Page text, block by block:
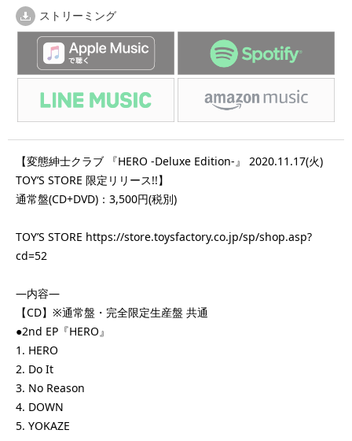
ストリーミング
【変態紳士クラブ 『HERO -Deluxe Edition-』 2020.11.17(火)
TOY’S STORE 限定リリース!!】
通常盤(CD+DVD)：3,500円(税別)
TOY’S STORE https://store.toysfactory.co.jp/sp/shop.asp?
cd=52
―内容―
【CD】※通常盤・完全限定生産盤 共通
●2nd EP『HERO』
1. HERO
2. Do It
3. No Reason
4. DOWN
5. YOKAZE